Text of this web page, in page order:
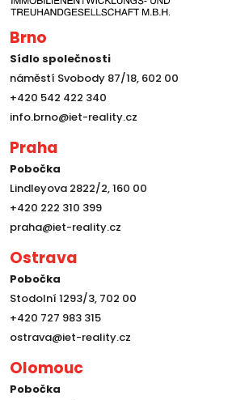
Brno
Sídlo společnosti
náměstí Svobody 87/18, 602 00
+420 542 422 340
info.brno@iet-reality.cz
Praha
Pobočka
Lindleyova 2822/2, 160 00
+420 222 310 399
praha@iet-reality.cz
Ostrava
Pobočka
Stodolní 1293/3, 702 00
+420 727 983 315
ostrava@iet-reality.cz
Olomouc
Pobočka